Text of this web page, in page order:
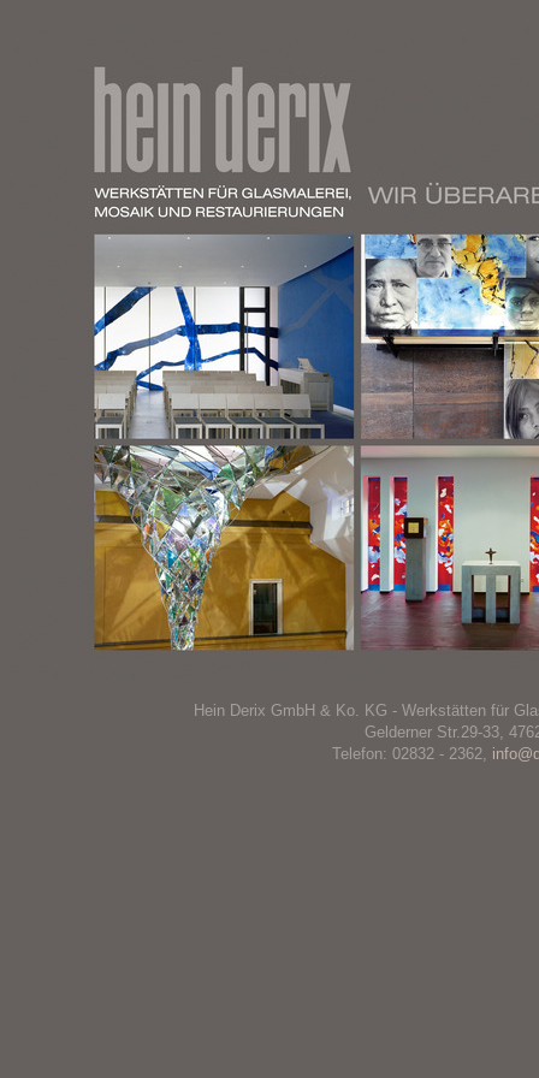
Hein Derix GmbH & Ko. KG - Werkstätten für
Gelderner Str.29-33,
Telefon: 02832 - 2362,